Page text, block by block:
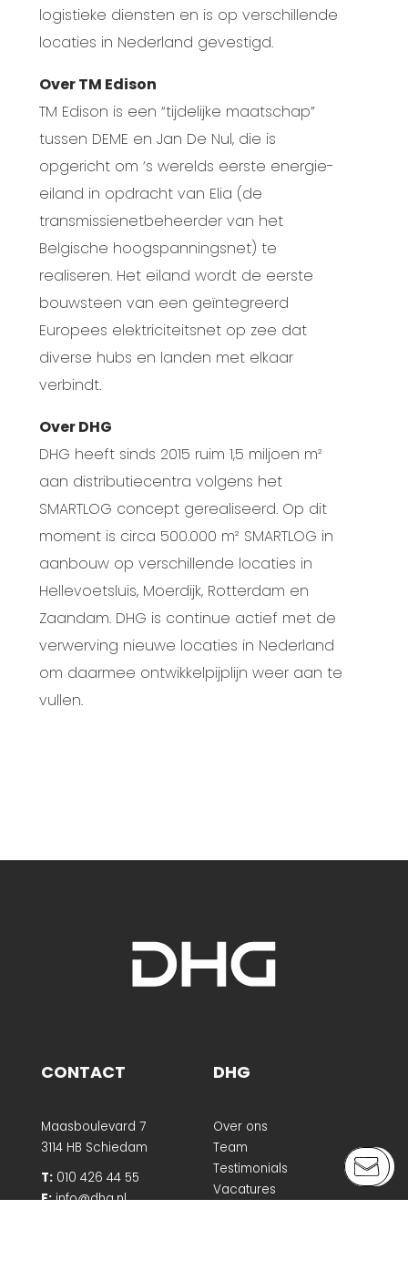
logistieke diensten en is op verschillende
locaties in Nederland gevestigd.
Over TM Edison
TM Edison is een “tijdelijke maatschap”
tussen DEME en Jan De Nul, die is
opgericht om ’s werelds eerste energie-
eiland in opdracht van Elia (de
transmissienetbeheerder van het
Belgische hoogspanningsnet) te
realiseren. Het eiland wordt de eerste
bouwsteen van een geïntegreerd
Europees elektriciteitsnet op zee dat
diverse hubs en landen met elkaar
verbindt.
Over DHG
DHG heeft sinds 2015 ruim 1,5 miljoen m²
aan distributiecentra volgens het
SMARTLOG concept gerealiseerd. Op dit
moment is circa 500.000 m² SMARTLOG in
aanbouw op verschillende locaties in
Hellevoetsluis, Moerdijk, Rotterdam en
Zaandam. DHG is continue actief met de
verwerving nieuwe locaties in Nederland
om daarmee ontwikkelpijplijn weer aan te
vullen.
CONTACT
Maasboulevard 7
3114 HB Schiedam
T:010 426 44 55
E:info@dhg.nl
DHG
Over ons
Team
Testimonials
Vacatures